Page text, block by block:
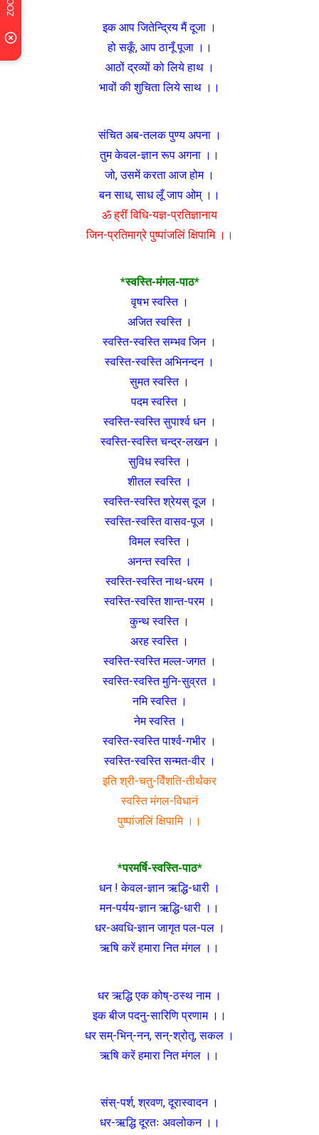
इक आप जितेन्द्रिय मैं दूजा ।
हो सकूँ, आप ठानूँ पूजा ।।
आठों द्रव्यों को लिये हाथ ।
भावों की शुचिता लिये साथ ।।
संचित अब-तलक पुण्य अपना ।
तुम केवल-ज्ञान रूप अगना ।।
जो, उसमें करता आज होम ।
बन साध, साध लूँ जाप ओम् ।।
ॐ ह्रीं विधि-यज्ञ-प्रतिज्ञानाय
जिन-प्रतिमाग्रे पुष्पांजलिं क्षिपामि ।।
*स्वस्ति-मंगल-पाठ*
वृषभ स्वस्ति ।
अजित स्वस्ति ।
स्वस्ति-स्वस्ति सम्भव जिन ।
स्वस्ति-स्वस्ति अभिनन्दन ।
सुमत स्वस्ति ।
पदम स्वस्ति ।
स्वस्ति-स्वस्ति सुपार्श्व धन ।
स्वस्ति-स्वस्ति चन्द्र-लखन ।
सुविध स्वस्ति ।
शीतल स्वस्ति ।
स्वस्ति-स्वस्ति श्रेयस् दूज ।
स्वस्ति-स्वस्ति वासव-पूज ।
विमल स्वस्ति ।
अनन्त स्वस्ति ।
स्वस्ति-स्वस्ति नाथ-धरम ।
स्वस्ति-स्वस्ति शान्त-परम ।
कुन्थ स्वस्ति ।
अरह स्वस्ति ।
स्वस्ति-स्वस्ति मल्ल-जगत ।
स्वस्ति-स्वस्ति मुनि-सुव्रत ।
नमि स्वस्ति ।
नेम स्वस्ति ।
स्वस्ति-स्वस्ति पार्श्व-गभीर ।
स्वस्ति-स्वस्ति सन्मत-वीर ।
इति श्री-चतु-र्विंशति-तीर्थंकर
स्वस्ति मंगल-विधानं
पुष्पांजलिं क्षिपामि ।।
*परमर्षि-स्वस्ति-पाठ*
धन ! केवल-ज्ञान ऋद्धि-धारी ।
मन-पर्यय-ज्ञान ऋद्धि-धारी ।।
धर-अवधि-ज्ञान जागृत पल-पल ।
ऋषि करें हमारा नित मंगल ।।
धर ऋद्धि एक कोष्-ठस्थ नाम ।
इक बीज पदनु-सारिणि प्रणाम ।।
धर सम्-भिन्-नन, सन्-श्रोतृ, सकल ।
ऋषि करें हमारा नित मंगल ।।
संस्-पर्श, श्रवण, दूरास्वादन ।
धर-ऋद्धि दूरतः अवलोकन ।।